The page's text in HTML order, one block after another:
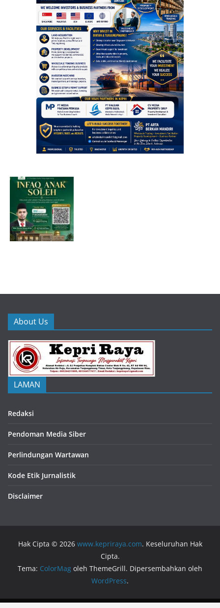
About Us
LAMAN
Redaksi
Pendoman Media Siber
Perlindungan Wartawan
Kode Etik Jurnalistik
Disclaimer
Hak Cipta © 2026 www.kepriraya.com. Keseluruhan Hak
Cipta.
Tema: ColorMag oleh ThemeGrill. Dipersembahkan oleh
WordPress.